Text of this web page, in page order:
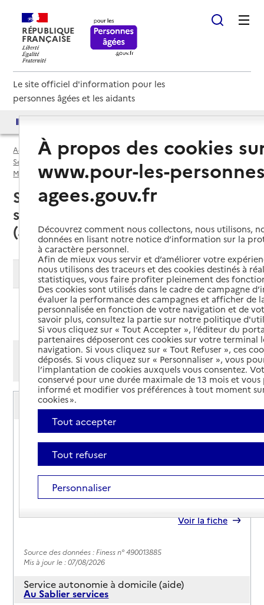
RÉPUBLIQUE
FRANÇAISE
Le site officiel d'information pour les
personnes âgées et les aidants
Accueil
Espace annuaire
Services autonomie à domicile (aide) par département
Maine-et-Loire (49)
Service autonomie à domicile (aide)
Saumur (49400) : liste des 9
services autonomie à domicile
(aide)
Modifier ma recherche
Ajouter cette recherche aux favoris
Afficher les résultats par:
Mode liste
Mode carte
Service autonomie à domicile (aide)
ADMR
Adresse
110 rue des Prés
49400-Saumur
02 41 52 99 65
Contact
Rapport HAS
Voir la fiche
Source des données : Finess n° 490013885
Mis à jour le : 07/08/2026
Service autonomie à domicile (aide)
Au Sablier services
À propos des cookies
www.pour-les-
agees.gouv.fr
Découvrez comment nous collectons, nous utilisons,
données en lisant notre notice d’information sur la
à caractère personnel.
Afin de mieux vous servir et d’améliorer votre
nous utilisons des traceurs et des cookies destinés à
statistiques, vous faire profiter pleinement des
Des cookies sont utilisés dans le cadre de campagne
évaluer la performance des campagnes et afficher de
personnalisée en fonction de votre navigation et de
savoir plus, consultez la partie sur notre politique
Si vous cliquez sur « Tout Accepter », l’éditeur du
partenaires déposeront ces cookies sur votre terminal
navigation. Si vous cliquez sur « Tout Refuser », ces
déposés. Si vous cliquez sur « Personnaliser », vous
l’implantation de cookies auxquels vous consentez.
conservé pour une durée maximale de 13 mois et
informé et modifier vos préférences à tout moment
cookies ».
Tout accepter
Tout refuser
Personnaliser